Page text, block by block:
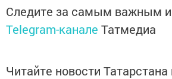
Следите за самым важным
Telegram-канале Татмедиа
Читайте новости Татарстана